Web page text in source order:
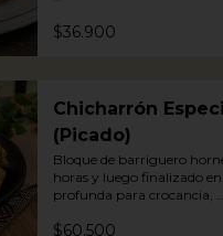
patacón y arepa.
plantain and arepa
$36.900
Chicharrón
(Picado)
Bloque de barriguero
horas y luego finalizado
profunda para crocancia,
cebolla acevichada y
$60.500